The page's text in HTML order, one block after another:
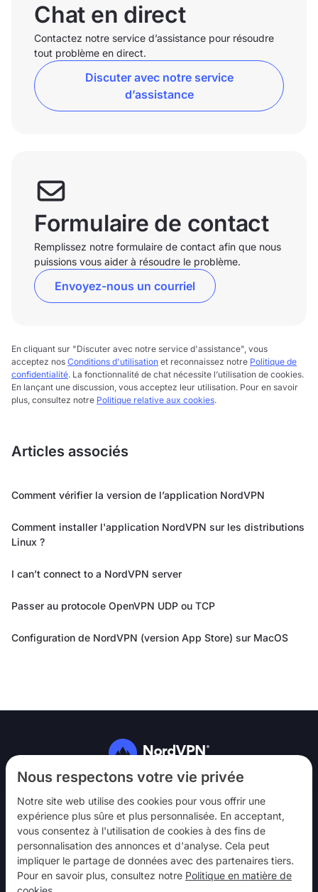
Nous respectons votre vie privée
Notre site web utilise des cookies pour vous offrir une
expérience plus sûre et plus personnalisée. En acceptant,
vous consentez à l'utilisation de cookies à des fins de
personnalisation des annonces et d'analyse. Cela peut
impliquer le partage de données avec des partenaires tiers.
Pour en savoir plus, consultez notre Politique en matière de
Chat en direct
Contactez notre service d’assistance pour résoudre
tout problème en direct.
Discuter avec notre service
d’assistance
Formulaire de contact
Remplissez notre formulaire de contact afin que nous
puissions vous aider à résoudre le problème.
Envoyez-nous un courriel
En cliquant sur "Discuter avec notre service d'assistance", vous
acceptez nos Conditions d'utilisation et reconnaissez notre Politique de
confidentialité. La fonctionnalité de chat nécessite l’utilisation de cookies.
En lançant une discussion, vous acceptez leur utilisation. Pour en savoir
plus, consultez notre Politique relative aux cookies.
Articles associés
Comment vérifier la version de l’application NordVPN
Comment installer l'application NordVPN sur les distributions
Linux ?
I can’t connect to a NordVPN server
Passer au protocole OpenVPN UDP ou TCP
Configuration de NordVPN (version App Store) sur MacOS
Suivez-nous
NordVPN